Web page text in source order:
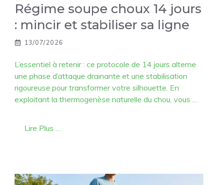
Régime soupe choux 14 jours
: mincir et stabiliser sa ligne
13/07/2026
L’essentiel à retenir : ce protocole de 14 jours alterne
une phase d’attaque drainante et une stabilisation
rigoureuse pour transformer votre silhouette. En
exploitant la thermogenèse naturelle du chou, vous …
Lire Plus …